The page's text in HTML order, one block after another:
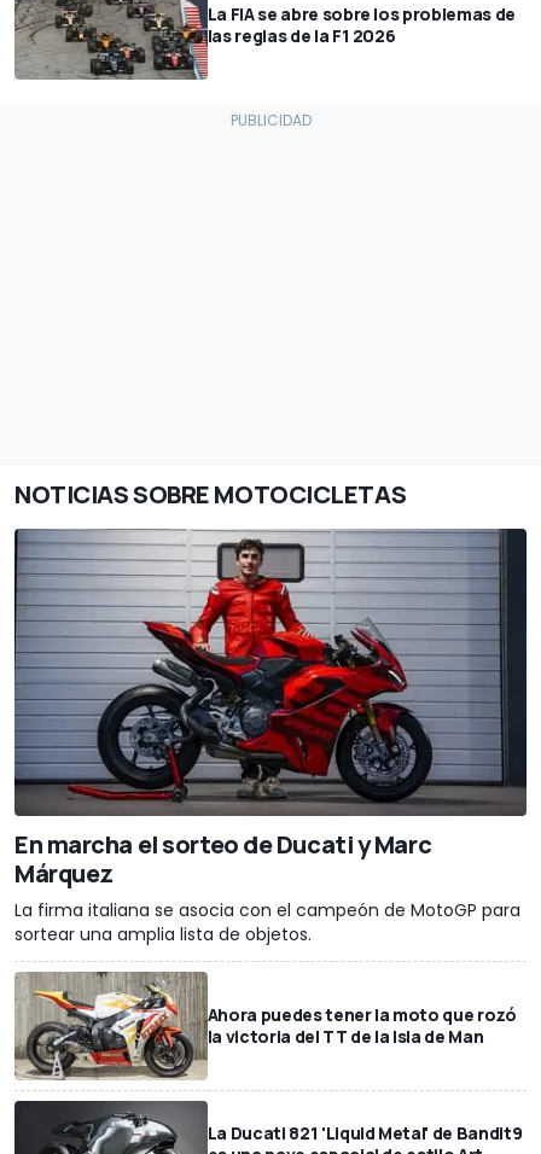
La FIA se abre sobre los problemas de
las reglas de la F1 2026
NOTICIAS SOBRE MOTOCICLETAS
En marcha el sorteo de Ducati y Marc
Márquez
La firma italiana se asocia con el campeón de MotoGP para
sortear una amplia lista de objetos.
Ahora puedes tener la moto que rozó
la victoria del TT de la Isla de Man
La Ducati 821 'Liquid Metal' de Bandit9